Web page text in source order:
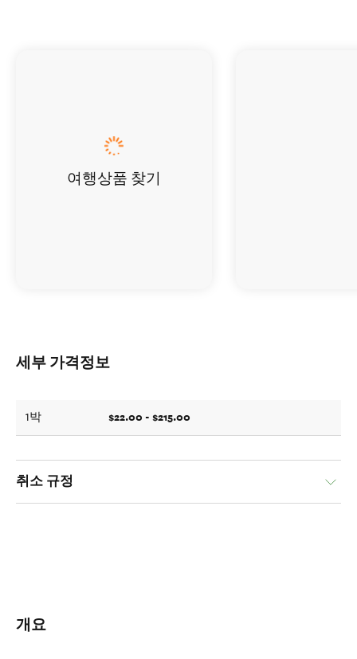
세부 가격정보
1박 $22.00 - $215.00
취소 규정
개요
여행상품 찾기